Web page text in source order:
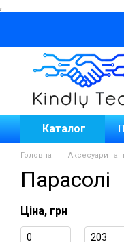
,
Каталог
Головна Аксесуари та
Парасолі
Ціна, грн
Від Ціна, грн
До Ціна, грн